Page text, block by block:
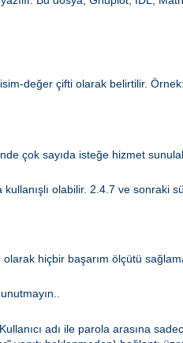
değer çifti olarak belirtilir. Örnek:
çok sayıda isteğe hizmet
olabilir. 2.4.7 ve sonraki
hiçbir başarım ölçütü
adı ile parola arasına